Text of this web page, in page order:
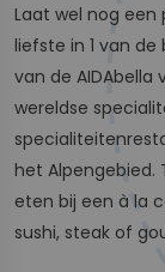
Laat wel nog een
liefste in 1 van
van de AIDAbella
wereldse
het Alpengebied.
eten bij een à la
sushi, steak of